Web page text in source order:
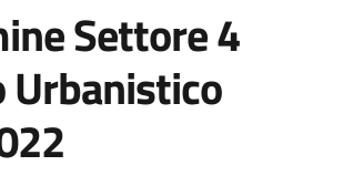
Settore 4
Urbanistico